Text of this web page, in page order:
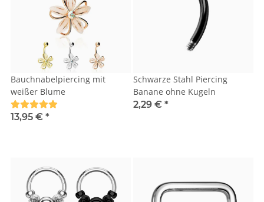
Bauchnabelpiercing mit
weißer Blume
13,95 € *
Schwarze Stahl Piercing
Banane ohne Kugeln
2,29 € *